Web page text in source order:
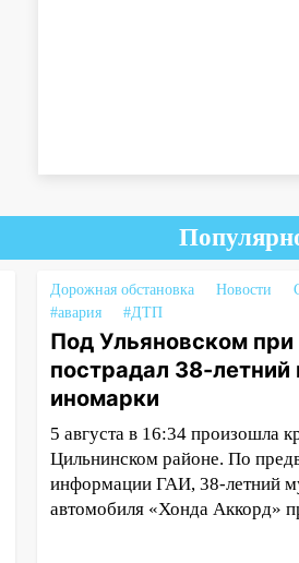
Дорожная обстановка Новости
#авария
#ДТП
Под Ульяновском при
пострадал 38-летний
иномарки
5 августа в 16:34 произошла
Цильнинском районе. По
информации ГАИ, 38-летний
автомобиля «Хонда Аккорд»